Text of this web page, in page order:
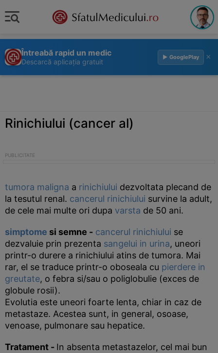
Întreabă rapid un medic
Descarcă aplicația gratuit
▶ GooglePlay ×
Rinichiului (cancer al)
tumora maligna a rinichiului dezvoltata plecand de
la tesutul renal. cancerul rinichiului survine la adult,
de cele mai multe ori dupa varsta de 50 ani.
simptome si semne - cancerul rinichiului se
dezvaluie prin prezenta sangelui in urina, uneori
printr-o durere a rinichiului atins de tumora. Mai
rar, el se traduce printr-o oboseala cu pierdere in
greutate, o febra si/sau o poliglobulie (exces de
globule rosii).
Evolutia este uneori foarte lenta, chiar in caz de
metastaze. Acestea sunt, in general, osoase,
venoase, pulmonare sau hepatice.
Tratament - In absenta metastazelor, cel mai bun